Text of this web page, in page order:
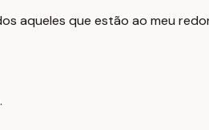
aqueles que estão ao meu